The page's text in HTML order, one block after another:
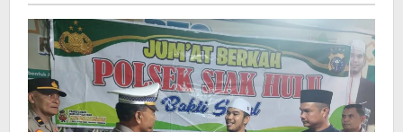
Hulu:
Tebarkan
Pilkada
Damai!